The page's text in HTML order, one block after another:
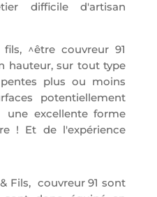
difficile d'artisan
^être couvreur 91
hauteur, sur tout type
plus ou moins
potentiellement
une excellente forme
! Et de l'expérience
Fils, couvreur 91 sont